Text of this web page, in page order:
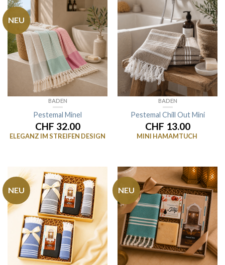
NEU
BADEN
Pestemal Minel
CHF 32.00
ELEGANZ IM STREIFEN DESIGN
BADEN
Pestemal Chill Out Mini
CHF 13.00
MINI HAMAMTUCH
NEU NEU